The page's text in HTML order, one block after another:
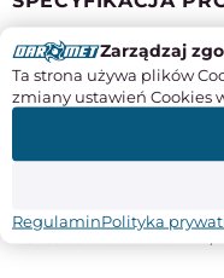
Średnica chwytu
32 mm
Odmiana
ul. Wojska
Kraj pochodzenia: Polska
Kontakt
: +48 862 782
Zarządzaj
Ta strona używa plików
zmiany ustawień Cookies
RegulaminPolityka